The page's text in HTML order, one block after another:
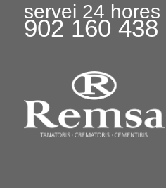
servei 24 hores
902 160 438